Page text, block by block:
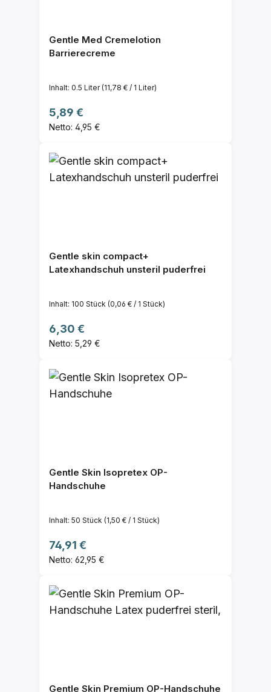
Gentle Med Cremelotion
Barrierecreme
Inhalt: 0.5 Liter(11,78 € / 1 Liter)
Regulärer Preis:
5,89 €
Netto: 4,95 €
Gentle skin compact+
Latexhandschuh unsteril puderfrei
Inhalt: 100 Stück (0,06 € / 1 Stück)
Regulärer Preis:
6,30 €
Netto: 5,29 €
Gentle Skin Isopretex OP-
Handschuhe
Inhalt: 50 Stück (1,50 € / 1 Stück)
Regulärer Preis:
74,91 €
Netto: 62,95 €
Gentle Skin Premium OP-Handschuhe